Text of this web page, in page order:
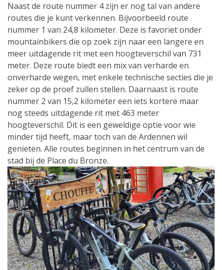
Naast de route nummer 4 zijn er nog tal van andere
routes die je kunt verkennen. Bijvoorbeeld route
nummer 1 van 24,8 kilometer. Deze is favoriet onder
mountainbikers die op zoek zijn naar een langere en
meer uitdagende rit met een hoogteverschil van 731
meter. Deze route biedt een mix van verharde en
onverharde wegen, met enkele technische secties die je
zeker op de proef zullen stellen. Daarnaast is route
nummer 2 van 15,2 kilometer een iets kortere maar
nog steeds uitdagende rit met 463 meter
hoogteverschil. Dit is een geweldige optie voor wie
minder tijd heeft, maar toch van de Ardennen wil
genieten. Alle routes beginnen in het centrum van de
stad bij de Place du Bronze.